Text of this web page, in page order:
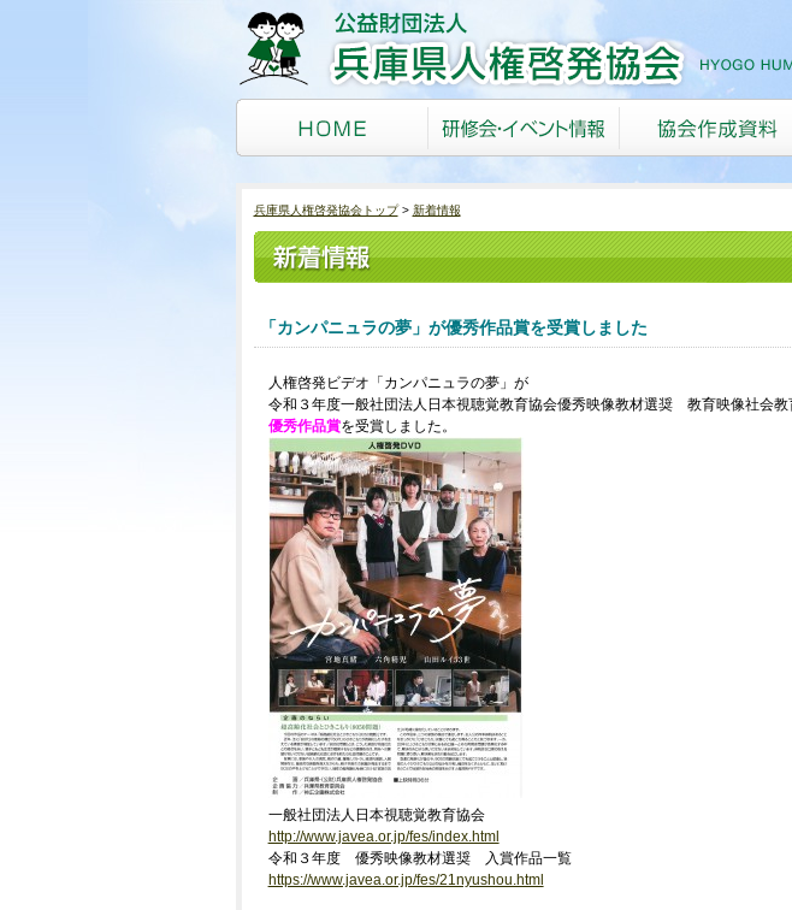
兵庫県人権啓発協会トップ 新着情報
「カンパニュラの夢」が優秀作品賞を受賞しました
人権啓発ビデオ「カンパニュラの夢」が
令和３年度一般社団法人日本視聴覚教育協会優秀映像教材選奨 教育映像社会教
優秀作品賞を受賞しました。
一般社団法人日本視聴覚教育協会
http://www.javea.or.jp/fes/index.html
令和３年度 優秀映像教材選奨 入賞作品一覧
https://www.javea.or.jp/fes/21nyushou.html